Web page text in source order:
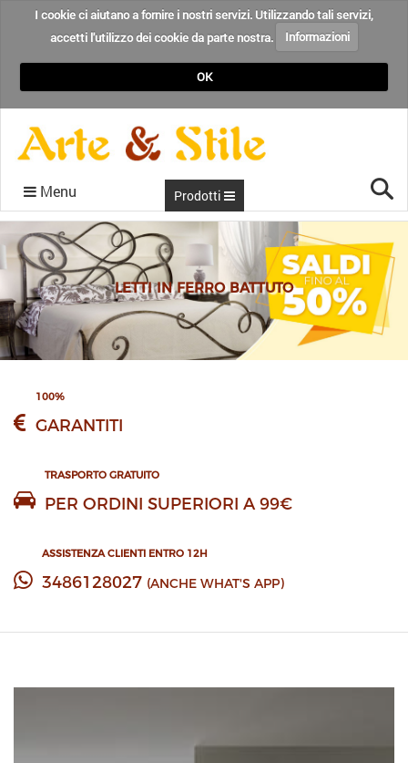
I cookie ci aiutano a fornire i nostri servizi. Utilizzando tali servizi,
accetti l'utilizzo dei cookie da parte nostra.
Informazioni
OK
Menu
HOME
CHI SIAMO
CONTATTI
BLOG
CONDIZIONI
RECENSIONI
Prodotti
LETTI IN FERRO BATTUTO
100%
GARANTITI
TRASPORTO GRATUITO
PER ORDINI SUPERIORI A 99€
ASSISTENZA CLIENTI ENTRO 12H
3486128027 (ANCHE WHAT'S APP)